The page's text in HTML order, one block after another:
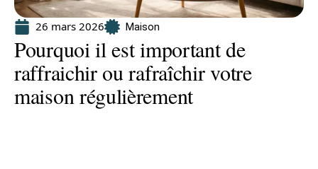
26 mars 2026 Maison
Pourquoi il est important de
raffraichir ou rafraîchir votre
maison régulièrement